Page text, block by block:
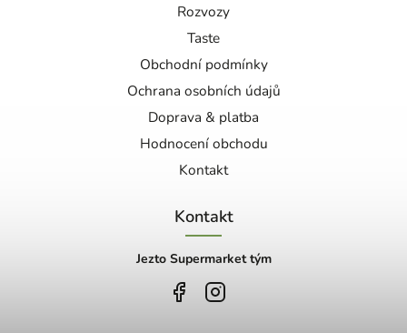
Rozvozy
Taste
Obchodní podmínky
Ochrana osobních údajů
Doprava & platba
Hodnocení obchodu
Kontakt
Kontakt
Jezto Supermarket tým